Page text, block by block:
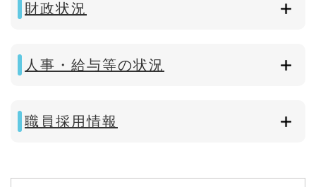
財政状況
人事・給与等の状況
職員採用情報